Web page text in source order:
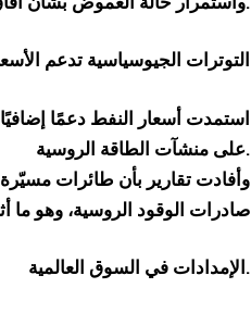
التوترات الجيوسياسية تدعم
استمدت أسعار النفط دعمًا
على منشآت الطاقة الروسية.
وأفادت تقارير بأن طائرات
صادرات الوقود الروسية، وهو
الإمدادات في السوق العالمية.